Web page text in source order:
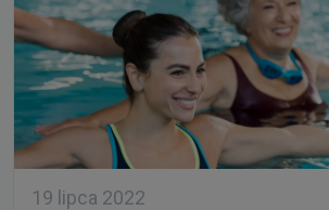
19 lipca 2022